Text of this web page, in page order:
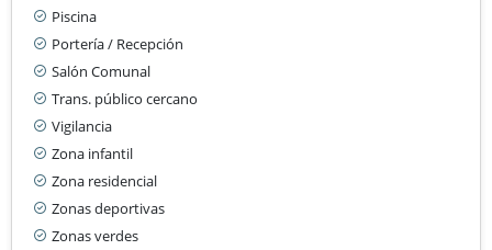
Piscina
Portería / Recepción
Salón Comunal
Trans. público cercano
Vigilancia
Zona infantil
Zona residencial
Zonas deportivas
Zonas verdes